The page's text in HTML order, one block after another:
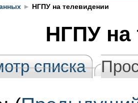
► НГПУ на телевидении
НГПУ на
списка